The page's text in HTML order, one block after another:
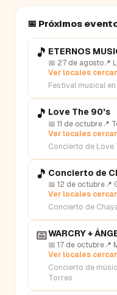
📅 Próximos
🎵 ETERNOS
📅 27 de agosto📍
Ver locales
Festival musical
🎵 Love The 90's
📅 11 de octubre📍
Ver locales
Concierto de Love
🎵 Concierto de
📅 12 de octubre📍
Ver locales
Concierto de
📅WARCRY +
📅 17 de octubre📍
Ver locales
Concierto de
Torres